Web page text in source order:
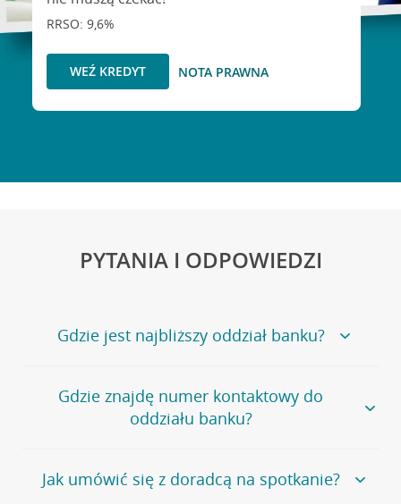
RRSO: 9,6%
WEŹ KREDYT NOTA PRAWNA
PYTANIA I ODPOWIEDZI
Gdzie jest najbliższy oddział banku?
Jeśli szukasz oddziału naszego banku, zapraszamy na
stronęPlacówki i bankomaty, na której znajduje się
wygodna wyszukiwarka.
oddziałów
Gdzie znajdę numer kontaktowy do
oddziału banku?
Bank Credit Agricole nie udostępnia ogólnego numeru
telefonu do placówki bankowej.
Jak umówić się z doradcą na spotkanie?